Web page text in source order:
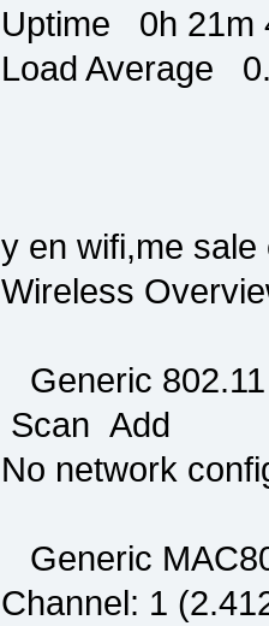
Uptime 0h 21m
Load Average
y en wifi,me sale
Wireless
Generic
Scan Add
No network
Generic
Channel: 1